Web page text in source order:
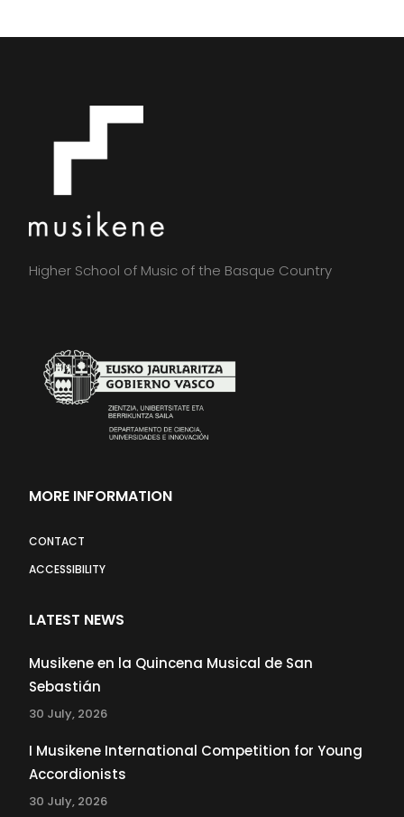
Higher School of Music of the Basque Country
MORE INFORMATION
CONTACT
ACCESSIBILITY
LATEST NEWS
Musikene en la Quincena Musical de San
Sebastián
30 July, 2026
I Musikene International Competition for Young
Accordionists
30 July, 2026